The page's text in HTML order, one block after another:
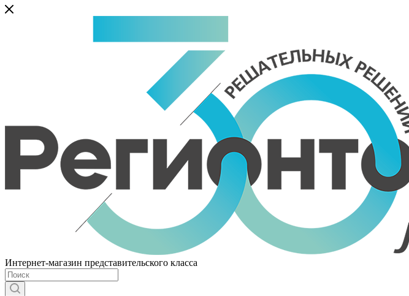
Интернет-магазин представительского класса